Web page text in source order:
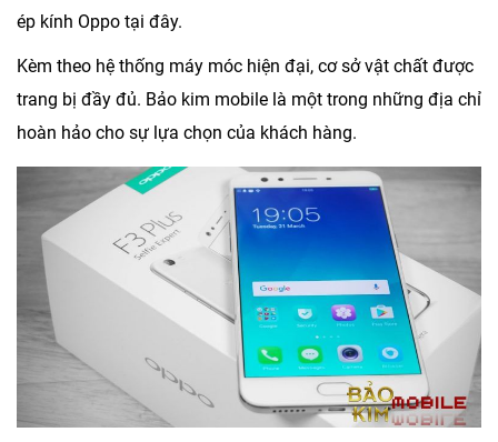
ép kính Oppo tại đây.
Kèm theo hệ thống máy móc hiện đại, cơ sở vật chất được
trang bị đầy đủ. Bảo kim mobile là một trong những địa chỉ
hoàn hảo cho sự lựa chọn của khách hàng.